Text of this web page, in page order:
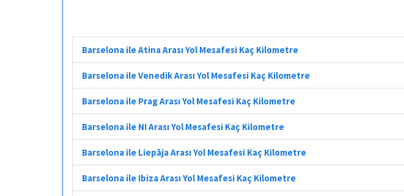
Barselona ile Atina Arası Yol Mesafesi Kaç Kilometre
Barselona ile Venedik Arası Yol Mesafesi Kaç Kilometre
Barselona ile Prag Arası Yol Mesafesi Kaç Kilometre
Barselona ile NI Arası Yol Mesafesi Kaç Kilometre
Barselona ile Liepāja Arası Yol Mesafesi Kaç Kilometre
Barselona ile Ibiza Arası Yol Mesafesi Kaç Kilometre